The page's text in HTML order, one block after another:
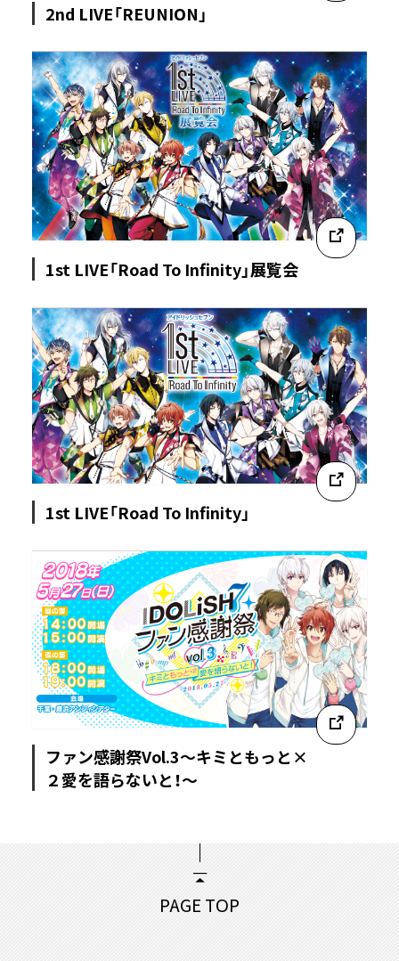
2nd LIVE「REUNION」
1st LIVE「Road To Infinity」展覧会
1st LIVE「Road To Infinity」
ファン感謝祭Vol.3～キミともっと×
２愛を語らないと！～
PAGE TOP